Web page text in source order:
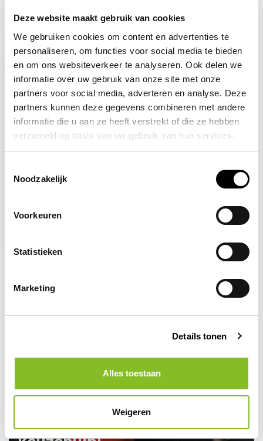
Deze website maakt gebruik van cookies
We gebruiken cookies om content en advertenties te
personaliseren, om functies voor social media te bieden
en om ons websiteverkeer te analyseren. Ook delen we
informatie over uw gebruik van onze site met onze
partners voor social media, adverteren en analyse. Deze
partners kunnen deze gegevens combineren met andere
informatie die u aan ze heeft verstrekt of die ze hebben
verzameld op basis van uw gebruik van hun services.
Noodzakelijk
Voorkeuren
Statistieken
Marketing
Details tonen
Alles toestaan
Weigeren
Recent bekeken
Op voorraad
3M kinriem
Kom je er toch niet helemaal
uit? Maak gebruik van onze